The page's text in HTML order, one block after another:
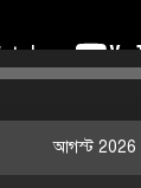
আগস্ট 2026